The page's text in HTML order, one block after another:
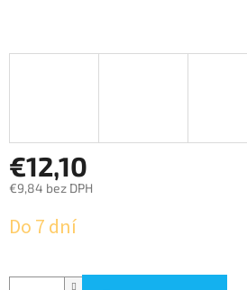
€12,10
€9,84 bez DPH
cena:
Do 7 dní